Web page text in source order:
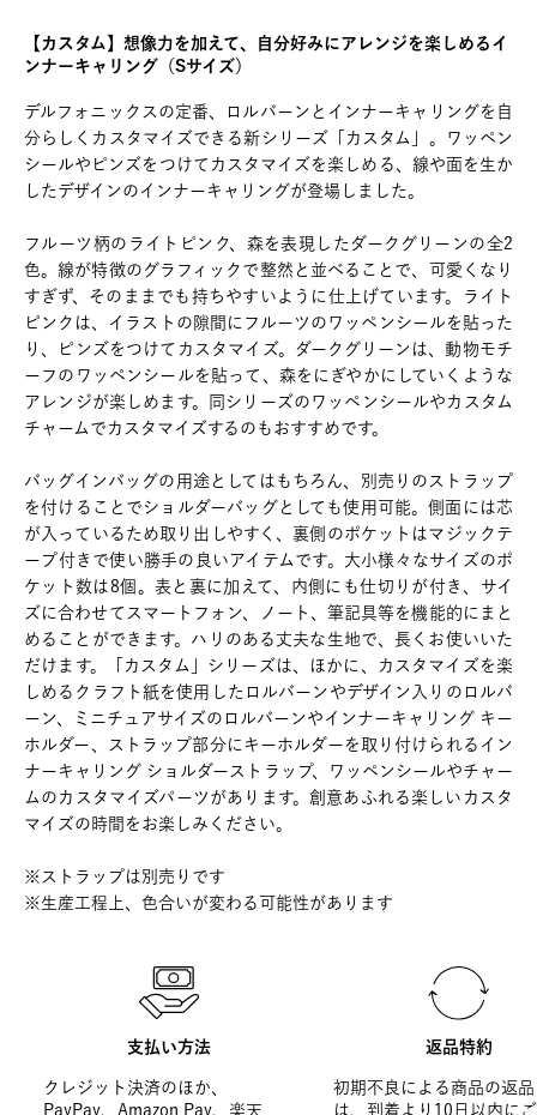
【カスタム】想像力を加えて、自分好みにアレンジを楽しめるイ
ンナーキャリング（Sサイズ）
デルフォニックスの定番、ロルバーンとインナーキャリングを自
分らしくカスタマイズできる新シリーズ「カスタム」。ワッペン
シールやピンズをつけてカスタマイズを楽しめる、線や面を生か
したデザインのインナーキャリングが登場しました。
フルーツ柄のライトピンク、森を表現したダークグリーンの全2
色。線が特徴のグラフィックで整然と並べることで、可愛くなり
すぎず、そのままでも持ちやすいように仕上げています。ライト
ピンクは、イラストの隙間にフルーツのワッペンシールを貼った
り、ピンズをつけてカスタマイズ。ダークグリーンは、動物モチ
ーフのワッペンシールを貼って、森をにぎやかにしていくような
アレンジが楽しめます。同シリーズのワッペンシールやカスタム
チャームでカスタマイズするのもおすすめです。
バッグインバッグの用途としてはもちろん、別売りのストラップ
を付けることでショルダーバッグとしても使用可能。側面には芯
が入っているため取り出しやすく、裏側のポケットはマジックテ
ープ付きで使い勝手の良いアイテムです。大小様々なサイズのポ
ケット数は8個。表と裏に加えて、内側にも仕切りが付き、サイ
ズに合わせてスマートフォン、ノート、筆記具等を機能的にまと
めることができます。ハリのある丈夫な生地で、長くお使いいた
だけます。「カスタム」シリーズは、ほかに、カスタマイズを楽
しめるクラフト紙を使用したロルバーンやデザイン入りのロルバ
ーン、ミニチュアサイズのロルバーンやインナーキャリング キー
ホルダー、ストラップ部分にキーホルダーを取り付けられるイン
ナーキャリング ショルダーストラップ、ワッペンシールやチャー
ムのカスタマイズパーツがあります。創意あふれる楽しいカスタ
マイズの時間をお楽しみください。
※ストラップは別売りです
※生産工程上、色合いが変わる可能性があります
支払い方法
クレジット決済のほか、
PayPay、Amazon Pay、楽天
返品特約
初期不良による商品の返
は、到着より10日以内に